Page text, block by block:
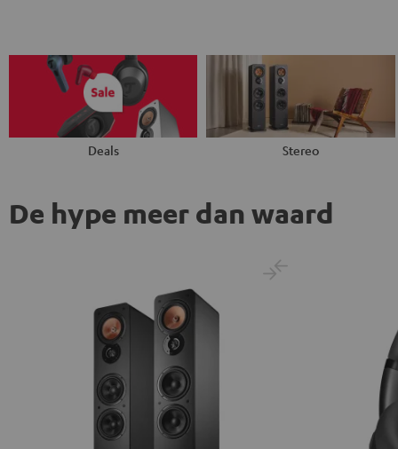
Deals Stereo
De hype meer dan waard